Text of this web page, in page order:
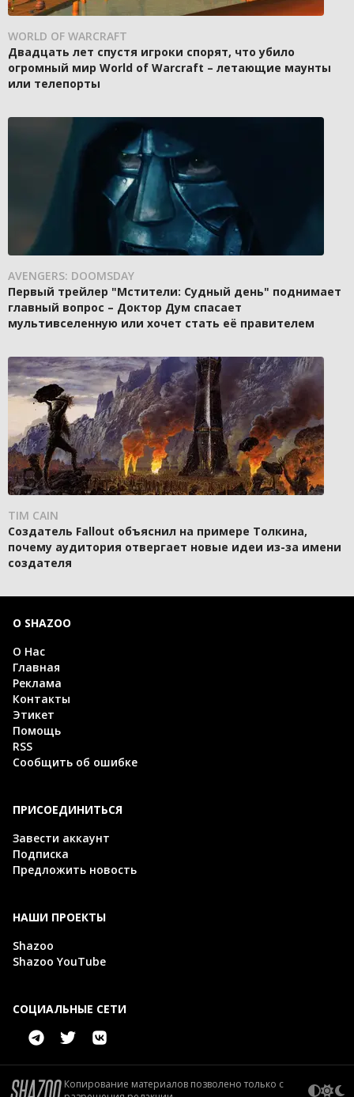
WORLD OF WARCRAFT
Двадцать лет спустя игроки спорят, что убило
огромный мир World of Warcraft – летающие маунты
или телепорты
AVENGERS: DOOMSDAY
Первый трейлер "Мстители: Судный день" поднимает
главный вопрос – Доктор Дум спасает
мультивселенную или хочет стать её правителем
TIM CAIN
Создатель Fallout объяснил на примере Толкина,
почему аудитория отвергает новые идеи из-за имени
создателя
О SHAZOO
О Нас
Главная
Реклама
Контакты
Этикет
Помощь
RSS
Сообщить об ошибке
ПРИСОЕДИНИТЬСЯ
Завести аккаунт
Подписка
Предложить новость
НАШИ ПРОЕКТЫ
Shazoo
Shazoo YouTube
СОЦИАЛЬНЫЕ СЕТИ
Копирование материалов позволено только с